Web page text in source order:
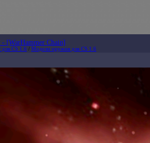
[WarHammer Chain]
CS 1.6 / Модели оружия для CS 1.6